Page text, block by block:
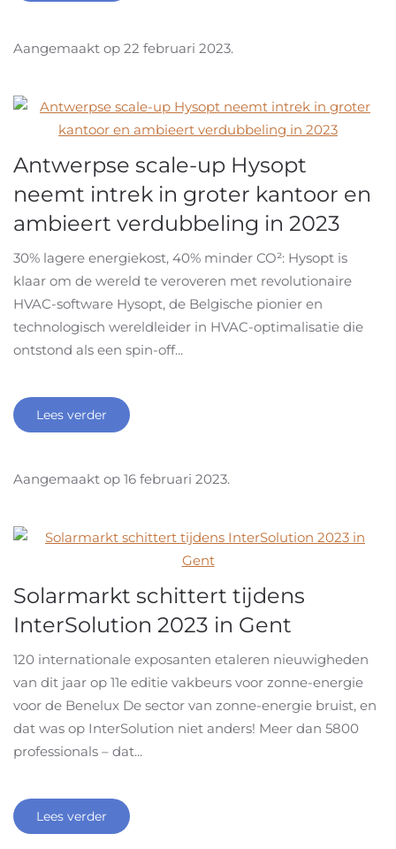
Aangemaakt op 22 februari 2023.
Antwerpse scale-up Hysopt
neemt intrek in groter kantoor en
ambieert verdubbeling in 2023
30% lagere energiekost, 40% minder CO²: Hysopt is
klaar om de wereld te veroveren met revolutionaire
HVAC-software Hysopt, de Belgische pionier en
technologisch wereldleider in HVAC-optimalisatie die
ontstond als een spin-off...
Lees verder
Aangemaakt op 16 februari 2023.
Solarmarkt schittert tijdens
InterSolution 2023 in Gent
120 internationale exposanten etaleren nieuwigheden
van dit jaar op 11e editie vakbeurs voor zonne-energie
voor de Benelux De sector van zonne-energie bruist, en
dat was op InterSolution niet anders! Meer dan 5800
professionals – dat...
Lees verder